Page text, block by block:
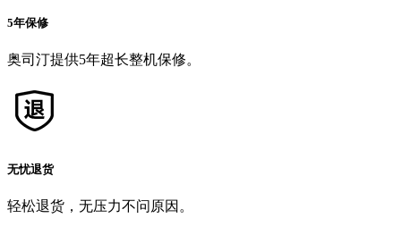
5年保修
奥司汀提供5年超长整机保修。
无忧退货
轻松退货，无压力不问原因。